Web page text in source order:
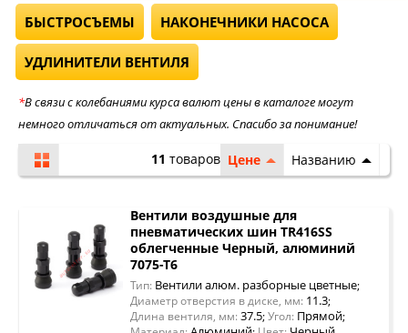
БЫСТРОСЪЕМЫ НАКОНЕЧНИКИ НАСОСА
УДЛИНИТЕЛИ ВЕНТИЛЯ
*В связи с колебаниями курса валют цены в каталоге могут
немного отличаться от актуальных. Спасибо за понимание!
Цене Названию
11 товаров
Вентили воздушные для
пневматических шин TR416SS
облегченные Черный, алюминий
7075-Т6
Тип: Вентили алюм. разборные цветные;
Диаметр отверстия в диске, мм: 11.3;
Длина вентиля, мм: 37.5;Угол: Прямой;